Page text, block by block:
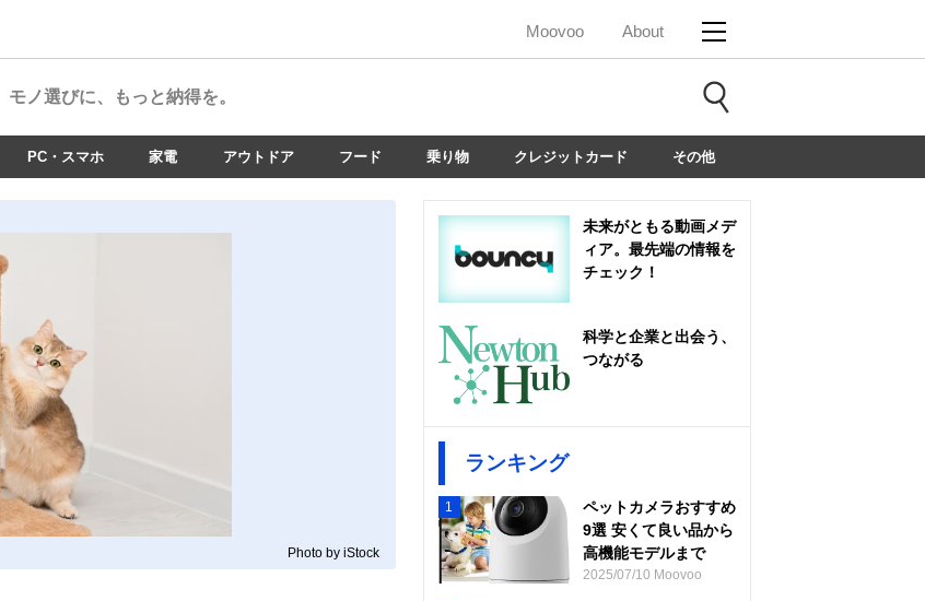
Moovoo About
モノ選びに、もっと納得を。
PC・スマホ 家電 アウトドア フード 乗り物 クレジットカード その他
Photo by iStock
未来がともる動画メデ
ィア。最先端の情報を
チェック！
科学と企業と出会う、
つながる
ランキング
1
ペットカメラおすすめ
9選 安くて良い品から
高機能モデルまで
2025/07/10 Moovoo